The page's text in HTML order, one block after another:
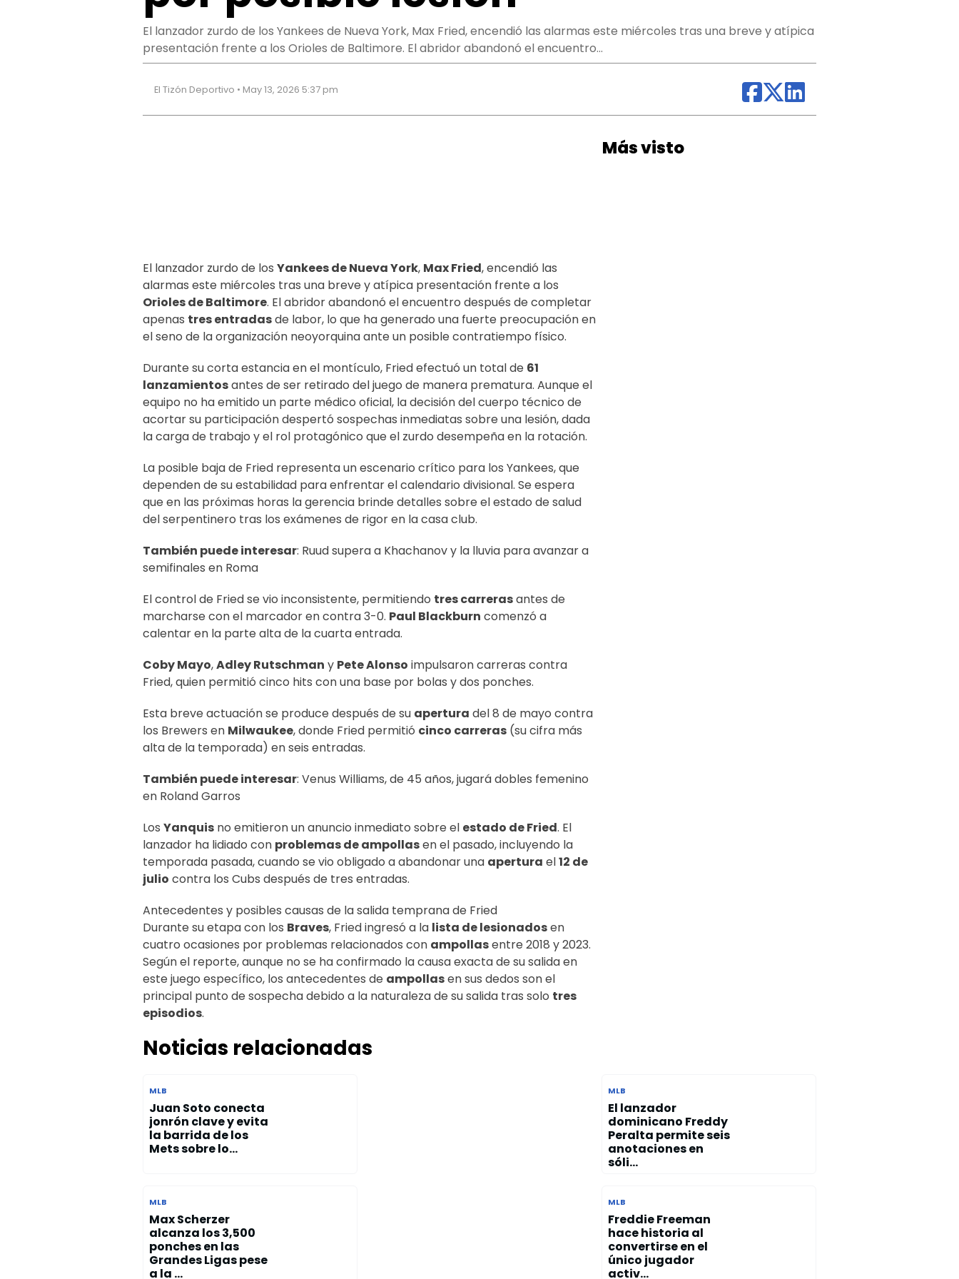
El lanzador zurdo de los Yankees de Nueva York, Max Fried, encendió las alarmas este miércoles tras una breve y atípica
presentación frente a los Orioles de Baltimore. El abridor abandonó el encuentro…
El Tizón Deportivo • May 13, 2026 5:37 pm
El lanzador zurdo de los Yankees de Nueva York, Max Fried, encendió las
alarmas este miércoles tras una breve y atípica presentación frente a los
Orioles de Baltimore. El abridor abandonó el encuentro después de completar
apenas tres entradasde labor, lo que ha generado una fuerte preocupación en
el seno de la organización neoyorquina ante un posible contratiempo físico.
Durante su corta estancia en el montículo, Fried efectuó un total de 61
lanzamientosantes de ser retirado del juego de manera prematura. Aunque el
equipo no ha emitido un parte médico oficial, la decisión del cuerpo técnico de
acortar su participación despertó sospechas inmediatas sobre una lesión, dada
la carga de trabajo y el rol protagónico que el zurdo desempeña en la rotación.
La posible baja de Fried representa un escenario crítico para los Yankees, que
dependen de su estabilidad para enfrentar el calendario divisional. Se espera
que en las próximas horas la gerencia brinde detalles sobre el estado de salud
del serpentinero tras los exámenes de rigor en la casa club.
También puede interesar: Ruud supera a Khachanov y la lluvia para avanzar a
semifinales en Roma
El control de Fried se vio inconsistente, permitiendo tres carrerasantes de
marcharse con el marcador en contra 3-0. Paul Blackburn comenzó a
calentar en la parte alta de la cuarta entrada.
Coby Mayo,Adley Rutschman y Pete Alonso impulsaron carreras contra
Fried, quien permitió cinco hits con una base por bolas y dos ponches.
Esta breve actuación se produce después de su apertura del 8 de mayo contra
los Brewers en Milwaukee, donde Fried permitió cinco carreras (su cifra más
alta de la temporada) en seis entradas.
También puede interesar: Venus Williams, de 45 años, jugará dobles femenino
en Roland Garros
Los Yanquis no emitieron un anuncio inmediato sobre el estado de Fried. El
lanzador ha lidiado con problemas de ampollasen el pasado, incluyendo la
temporada pasada, cuando se vio obligado a abandonar una apertura el12 de
julio contra los Cubs después de tres entradas.
Antecedentes y posibles causas de la salida temprana de Fried
Durante su etapa con los Braves, Fried ingresó a la lista de lesionadosen
cuatro ocasiones por problemas relacionados con ampollasentre 2018 y 2023.
Según el reporte, aunque no se ha confirmado la causa exacta de su salida en
este juego específico, los antecedentes de ampollasen sus dedos son el
principal punto de sospecha debido a la naturaleza de su salida tras solo tres
episodios.
Más visto
Noticias relacionadas
MLB
Juan Soto conecta
jonrón clave y evita
la barrida de los
Mets sobre lo...
MLB
Max Scherzer
alcanza los 3,500
ponches en las
Grandes Ligas pese
a la ...
MLB
El lanzador
dominicano Freddy
Peralta permite seis
anotaciones en
sóli...
MLB
Freddie Freeman
hace historia al
convertirse en el
único jugador
activ...